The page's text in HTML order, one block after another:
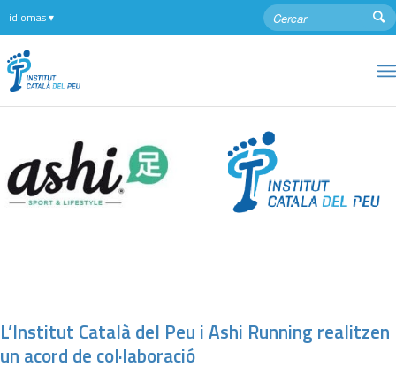
L’Institut Català del Peu i Ashi Running realitzen
un acord de col·laboració